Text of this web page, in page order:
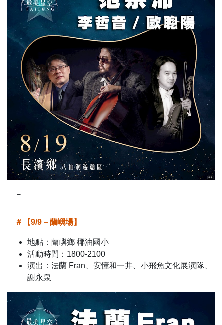
－
＃【9/9－蘭嶼場】
地點：蘭嶼鄉 椰油國小
活動時間：1800-2100
演出：法蘭 Fran、安懂和一井、小飛魚文化展演隊、
謝永泉